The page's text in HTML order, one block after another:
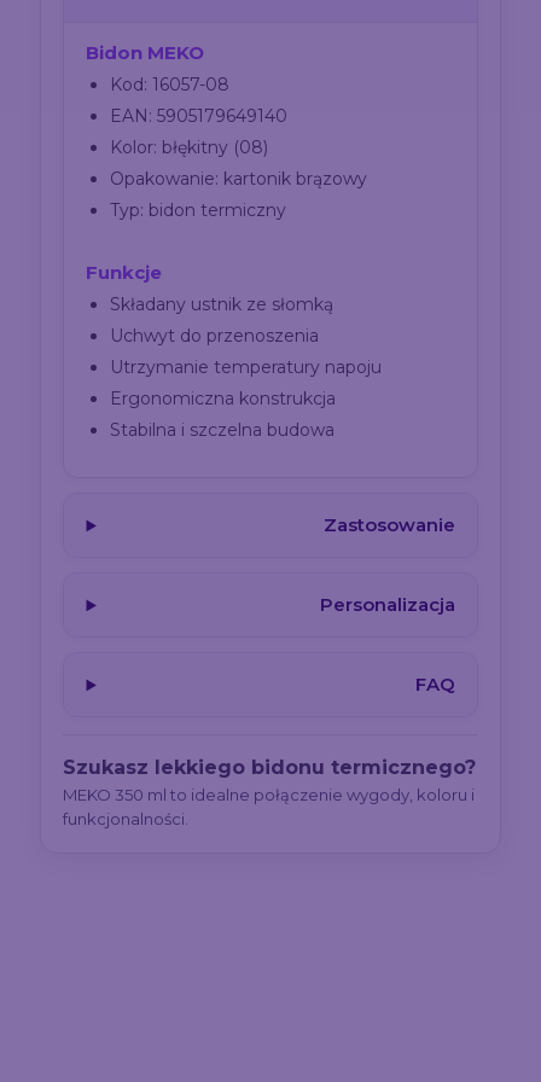
Bidon MEKO
Kod: 16057-08
EAN: 5905179649140
Kolor: błękitny (08)
Opakowanie: kartonik brązowy
Typ: bidon termiczny
Funkcje
Składany ustnik ze słomką
Uchwyt do przenoszenia
Utrzymanie temperatury napoju
Ergonomiczna konstrukcja
Stabilna i szczelna budowa
Zastosowanie
Personalizacja
FAQ
Szukasz lekkiego bidonu termicznego?
MEKO 350 ml to idealne połączenie wygody, koloru i
funkcjonalności.